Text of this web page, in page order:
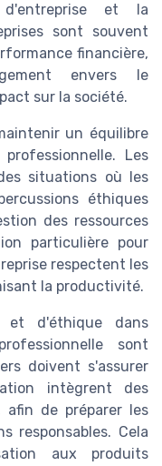
et la
sont souvent
financière,
envers le
sur la société.
un équilibre
Les
situations où les
éthiques
des ressources
particulière pour
respectent les
la productivité.
et d'éthique dans
sont
doivent s'assurer
intègrent des
de préparer les
responsables. Cela
aux produits